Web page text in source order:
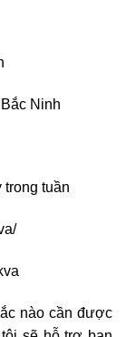
Ninh
trong tuần
nào cần được